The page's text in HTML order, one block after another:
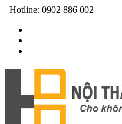
Hotline: 0902 886 002